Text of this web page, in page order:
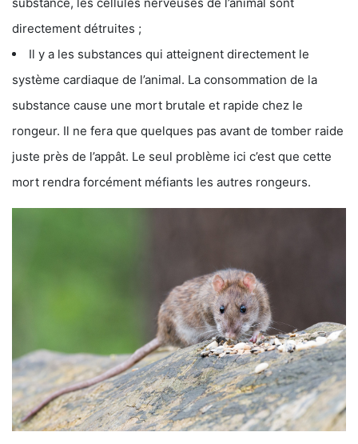
directement détruites ;
Il y a les substances qui atteignent directement le
système cardiaque de l’animal. La consommation de la
substance cause une mort brutale et rapide chez le
rongeur. Il ne fera que quelques pas avant de tomber raide
juste près de l’appât. Le seul problème ici c’est que cette
mort rendra forcément méfiants les autres rongeurs.